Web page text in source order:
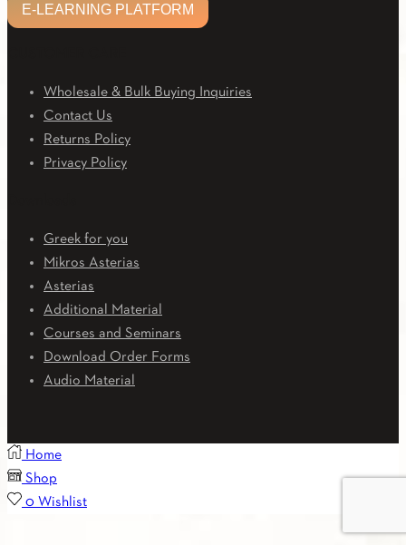
E-LEARNING PLATFORM
Wholesale & Bulk Buying Inquiries
Contact Us
Returns Policy
Privacy Policy
Greek for you
Mikros Asterias
Asterias
Additional Material
Courses and Seminars
Download Order Forms
Audio Material
Home
Shop
0 Wishlist